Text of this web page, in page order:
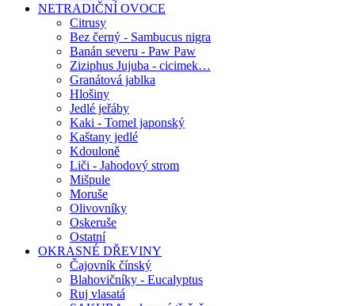
NETRADIČNÍ OVOCE
Citrusy
Bez černý - Sambucus nigra
Banán severu - Paw Paw
Ziziphus Jujuba - cicimek…
Granátová jablka
Hlošiny
Jedlé jeřáby
Kaki - Tomel japonský
Kaštany jedlé
Kdouloně
Liči - Jahodový strom
Mišpule
Moruše
Olivovníky
Oskeruše
Ostatní
OKRASNÉ DŘEVINY
Čajovník čínský
Blahovičníky - Eucalyptus
Ruj vlasatá